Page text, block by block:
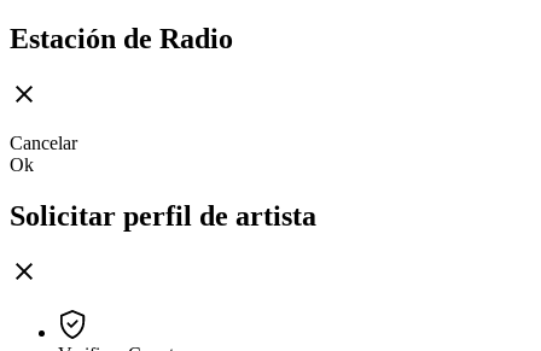
Estación de Radio
Cancelar
Ok
Solicitar perfil de artista